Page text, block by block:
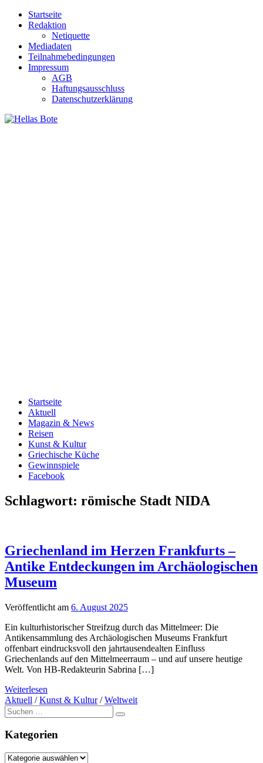
Zum
Inhalt
Startseite
Redaktion
Netiquette
Mediadaten
Teilnahmebedingungen
Impressum
AGB
Haftungsausschluss
Datenschutzerklärung
Startseite
Aktuell
Magazin & News
Reisen
Kunst & Kultur
Griechische Küche
Gewinnspiele
Facebook
Schlagwort: römische Stadt NIDA
Griechenland im Herzen Frankfurts –
Antike Entdeckungen im Archäologischen
Museum
Veröffentlicht am 6. August 2025
Ein kulturhistorischer Streifzug durch das Mittelmeer: Die
Antikensammlung des Archäologischen Museums Frankfurt
offenbart eindrucksvoll den jahrtausendealten Einfluss
Griechenlands auf den Mittelmeerraum – und auf unsere heutige
Welt. Von HB-Redakteurin Sabrina […]
Weiterlesen
Aktuell /Kunst & Kultur/Weltweit
Suche
nach:
Kategorien
Kategorien